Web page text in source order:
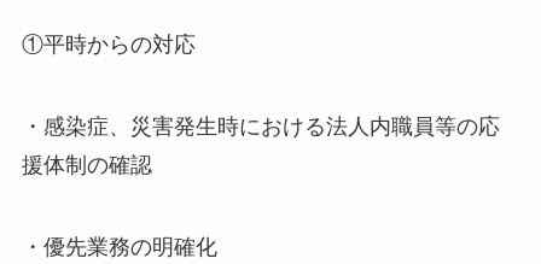
①平時からの対応
・感染症、災害発生時における法人内職員等の応
援体制の確認
・優先業務の明確化